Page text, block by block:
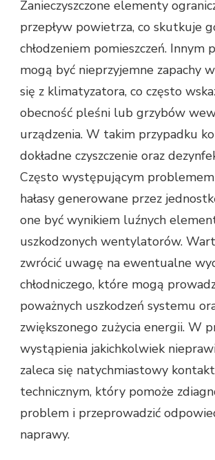
Zanieczyszczone elementy
przepływ powietrza, co skutkuje
chłodzeniem pomieszczeń. Innym
mogą być nieprzyjemne zapachy
się z klimatyzatora, co często
obecność pleśni lub grzybów
urządzenia. W takim przypadku
dokładne czyszczenie oraz
Często występującym
hałasy generowane przez
one być wynikiem luźnych
uszkodzonych wentylatorów.
zwrócić uwagę na ewentualne
chłodniczego, które mogą
poważnych uszkodzeń systemu
zwiększonego zużycia energii. W
wystąpienia jakichkolwiek
zaleca się natychmiastowy
technicznym, który pomoże
problem i przeprowadzić
naprawy.